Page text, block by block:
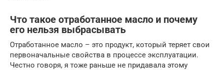
Что такое отработанное масло и почему
его нельзя выбрасывать
Отработанное масло – это продукт, который теряет свои
первоначальные свойства в процессе эксплуатации.
Честно говоря, я тоже раньше не придавала этому